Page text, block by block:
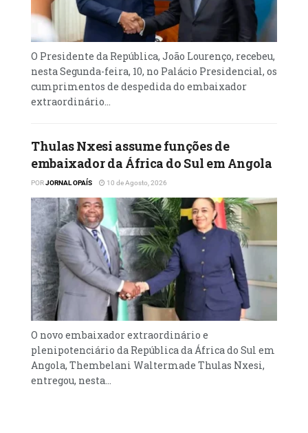
O Presidente da República, João Lourenço, recebeu,
nesta Segunda-feira, 10, no Palácio Presidencial, os
cumprimentos de despedida do embaixador
extraordinário...
Thulas Nxesi assume funções de
embaixador da África do Sul em Angola
PORJORNAL OPAÍS 10 de Agosto, 2026
O novo embaixador extraordinário e
plenipotenciário da República da África do Sul em
Angola, Thembelani Waltermade Thulas Nxesi,
entregou, nesta...